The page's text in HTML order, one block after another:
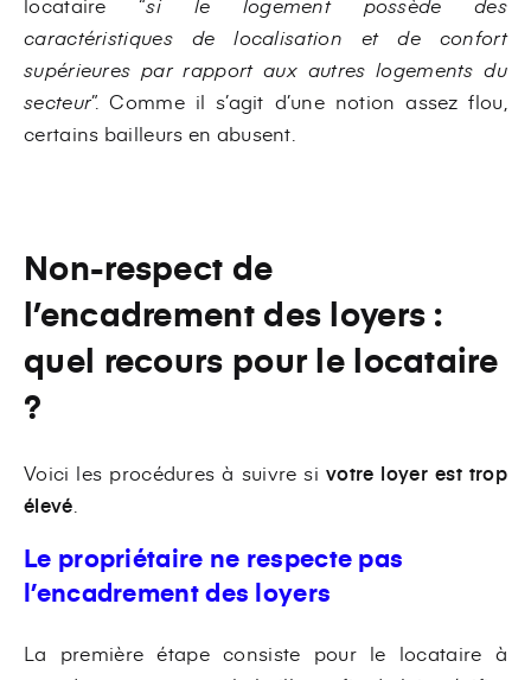
caractéristiques de localisation et de confort
supérieures par rapport aux autres logements du
secteur”. Comme il s’agit d’une notion assez flou,
certains bailleurs en abusent.
Non-respect de
l’encadrement des loyers :
quel recours pour le locataire
?
Voici les procédures à suivre si votre loyer est trop
élevé
Le propriétaire ne respecte pas
l’encadrement des loyers
La première étape consiste pour le locataire à